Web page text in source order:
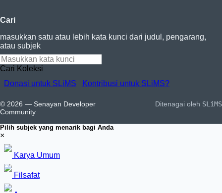
Cari
masukkan satu atau lebih kata kunci dari judul, pengarang,
atau subjek
Cari Koleksi
Donasi untuk SLiMS
Kontribusi untuk SLiMS?
© 2026 — Senayan Developer
Community
Ditenagai oleh SLiMS
Pilih subjek yang menarik bagi Anda
×
Karya Umum
Filsafat